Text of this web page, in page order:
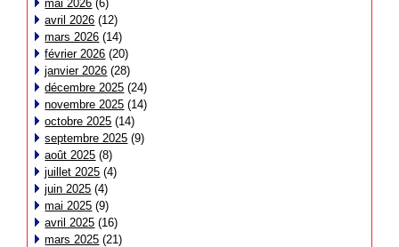
mai 2026 (6)
avril 2026 (12)
mars 2026 (14)
février 2026 (20)
janvier 2026 (28)
décembre 2025 (24)
novembre 2025 (14)
octobre 2025 (14)
septembre 2025 (9)
août 2025 (8)
juillet 2025 (4)
juin 2025 (4)
mai 2025 (9)
avril 2025 (16)
mars 2025 (21)